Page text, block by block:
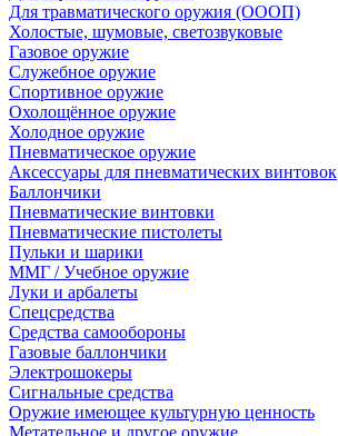
Для травматического оружия (ОООП)
Холостые, шумовые, светозвуковые
Газовое оружие
Служебное оружие
Спортивное оружие
Охолощённое оружие
Холодное оружие
Пневматическое оружие
Аксессуары для пневматических винтовок
Баллончики
Пневматические винтовки
Пневматические пистолеты
Пульки и шарики
ММГ / Учебное оружие
Луки и арбалеты
Спецсредства
Средства самообороны
Газовые баллончики
Электрошокеры
Сигнальные средства
Оружие имеющее культурную ценность
Метательное и другое оружие